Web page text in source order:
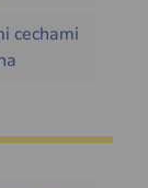
cechami